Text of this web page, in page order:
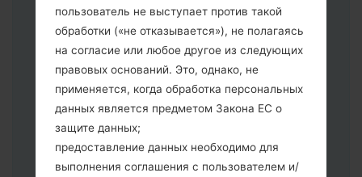
телефон к ПК используя USB кабель.
Нажмите и удерживайте клавиши:
питание, громкости и домой.
Подключите USB кабель и нажмите
клавиши: уменьшение звука и Bixbi.
Нажмите и удерживайте клавиши:
питания и увеличения громкости
Далее подключите к компьютеру,
программа Odin должна определить
пользователь не выступает против такой
обработки («не отказывается»), не полагаясь
на согласие или любое другое из следующих
правовых оснований. Это, однако, не
применяется, когда обработка персональных
данных является предметом Закона ЕС о
защите данных;
предоставление данных необходимо для
выполнения соглашения с пользователем и/